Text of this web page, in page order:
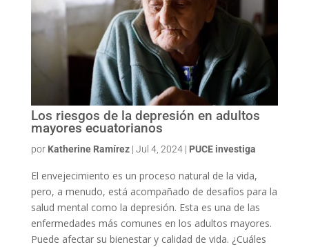
Los riesgos de la depresión en adultos
mayores ecuatorianos
por Katherine Ramírez| Jul 4, 2024| PUCE investiga
El envejecimiento es un proceso natural de la vida,
pero, a menudo, está acompañado de desafíos para la
salud mental como la depresión. Esta es una de las
enfermedades más comunes en los adultos mayores.
Puede afectar su bienestar y calidad de vida. ¿Cuáles